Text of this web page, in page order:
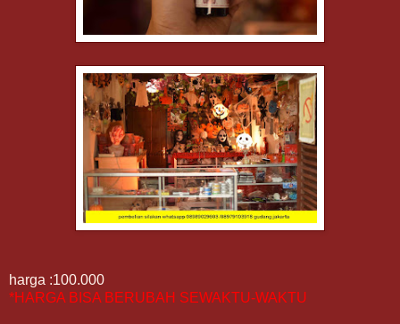
harga :100.000
*HARGA BISA BERUBAH SEWAKTU-WAKTU